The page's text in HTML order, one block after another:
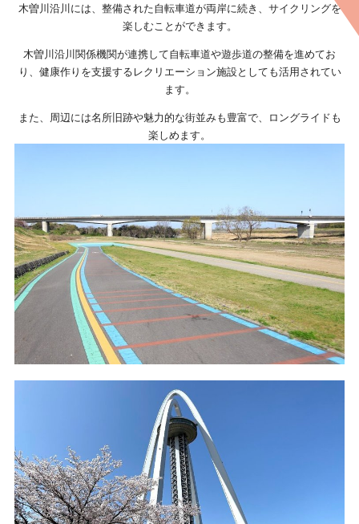
木曽川沿川には、整備された自転車道が両岸に続き、サイクリングを
楽しむことができます。
木曽川沿川関係機関が連携して自転車道や遊歩道の整備を進めてお
り、健康作りを支援するレクリエーション施設としても活用されてい
ます。
また、周辺には名所旧跡や魅力的な街並みも豊富で、ロングライドも
楽しめます。